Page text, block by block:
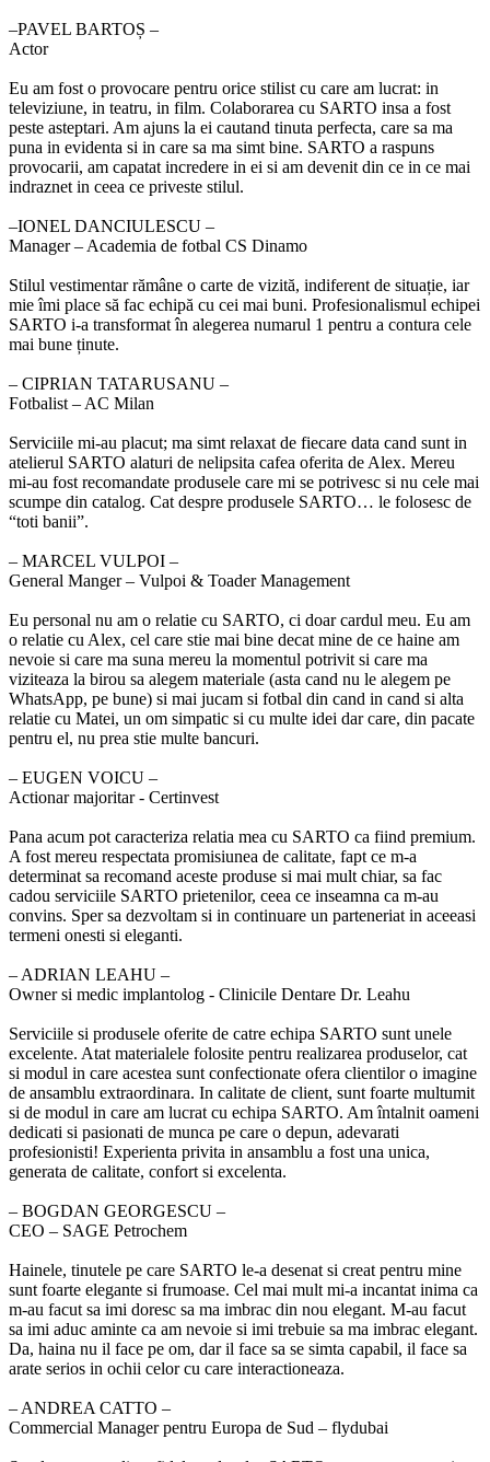
‒PAVEL BARTOȘ –
Actor
Eu am fost o provocare pentru orice stilist cu care am lucrat: in
televiziune, in teatru, in film. Colaborarea cu SARTO insa a fost
peste asteptari. Am ajuns la ei cautand tinuta perfecta, care sa ma
puna in evidenta si in care sa ma simt bine. SARTO a raspuns
provocarii, am capatat incredere in ei si am devenit din ce in ce mai
indraznet in ceea ce priveste stilul.
‒IONEL DANCIULESCU –
Manager – Academia de fotbal CS Dinamo
Stilul vestimentar rămâne o carte de vizită, indiferent de situație, iar
mie îmi place să fac echipă cu cei mai buni. Profesionalismul echipei
SARTO i-a transformat în alegerea numarul 1 pentru a contura cele
mai bune ținute.
‒ CIPRIAN TATARUSANU –
Fotbalist – AC Milan
Serviciile mi-au placut; ma simt relaxat de fiecare data cand sunt in
atelierul SARTO alaturi de nelipsita cafea oferita de Alex. Mereu
mi-au fost recomandate produsele care mi se potrivesc si nu cele mai
scumpe din catalog. Cat despre produsele SARTO… le folosesc de
“toti banii”.
‒ MARCEL VULPOI –
General Manger – Vulpoi & Toader Management
Eu personal nu am o relatie cu SARTO, ci doar cardul meu. Eu am
o relatie cu Alex, cel care stie mai bine decat mine de ce haine am
nevoie si care ma suna mereu la momentul potrivit si care ma
viziteaza la birou sa alegem materiale (asta cand nu le alegem pe
WhatsApp, pe bune) si mai jucam si fotbal din cand in cand si alta
relatie cu Matei, un om simpatic si cu multe idei dar care, din pacate
pentru el, nu prea stie multe bancuri.
‒ EUGEN VOICU –
Actionar majoritar - Certinvest
Pana acum pot caracteriza relatia mea cu SARTO ca fiind premium.
A fost mereu respectata promisiunea de calitate, fapt ce m-a
determinat sa recomand aceste produse si mai mult chiar, sa fac
cadou serviciile SARTO prietenilor, ceea ce inseamna ca m-au
convins. Sper sa dezvoltam si in continuare un parteneriat in aceeasi
termeni onesti si eleganti.
‒ ADRIAN LEAHU –
Owner si medic implantolog - Clinicile Dentare Dr. Leahu
Serviciile si produsele oferite de catre echipa SARTO sunt unele
excelente. Atat materialele folosite pentru realizarea produselor, cat
si modul in care acestea sunt confectionate ofera clientilor o imagine
de ansamblu extraordinara. In calitate de client, sunt foarte multumit
si de modul in care am lucrat cu echipa SARTO. Am întalnit oameni
dedicati si pasionati de munca pe care o depun, adevarati
profesionisti! Experienta privita in ansamblu a fost una unica,
generata de calitate, confort si excelenta.
‒ BOGDAN GEORGESCU –
CEO – SAGE Petrochem
Hainele, tinutele pe care SARTO le-a desenat si creat pentru mine
sunt foarte elegante si frumoase. Cel mai mult mi-a incantat inima ca
m-au facut sa imi doresc sa ma imbrac din nou elegant. M-au facut
sa imi aduc aminte ca am nevoie si imi trebuie sa ma imbrac elegant.
Da, haina nu il face pe om, dar il face sa se simta capabil, il face sa
arate serios in ochii celor cu care interactioneaza.
‒ ANDREA CATTO –
Commercial Manager pentru Europa de Sud – flydubai